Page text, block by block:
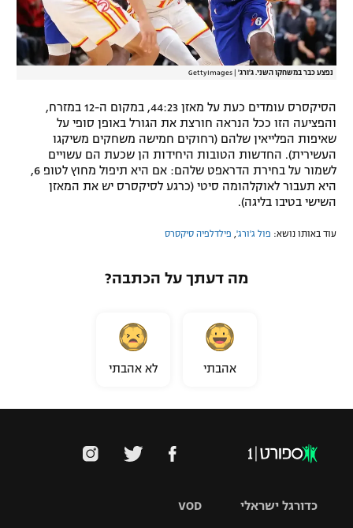
נפצע כבר במשחקו השני. ג'ורג' GettyImages
הסיקסרס עומדים כעת על מאזן 44:23, במקום ה-12 במזרח,
והפציעה הזו ככל הנראה חורצת את הגורל באופן סופי על
שאיפות הפלייאין שלהם (רחוקים חמישה משחקים משיקגו
העשירית). החדשות הטובות היחידות הן שכעת הם עשויים
לשמור על בחירת הדראפט שלהם: אם היא תיפול מחוץ לטופ 6,
היא תעבור לאוקלהומה סיטי (כרגע לסיקסרס יש את המאזן
השישי בטיבו בליגה).
עוד באותו נושא: פול ג'ורג', פילדלפיה סיקסרס
מה דעתך על הכתבה?
אהבתי לא אהבתי
VOD כדורגל ישראלי